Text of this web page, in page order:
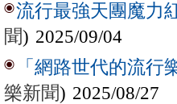
流行最強天團魔力
聞) 2025/09/04
「網路世代的流行
樂新聞) 2025/08/27